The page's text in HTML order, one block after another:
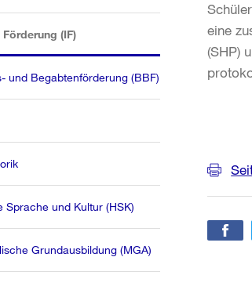
eine
(SHP)
(IF)(aktiv)
und Begabtenförderung (BBF)
Sprache und Kultur (HSK)
Grundausbildung (MGA)